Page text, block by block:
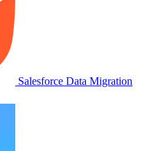
Salesforce Data Migration